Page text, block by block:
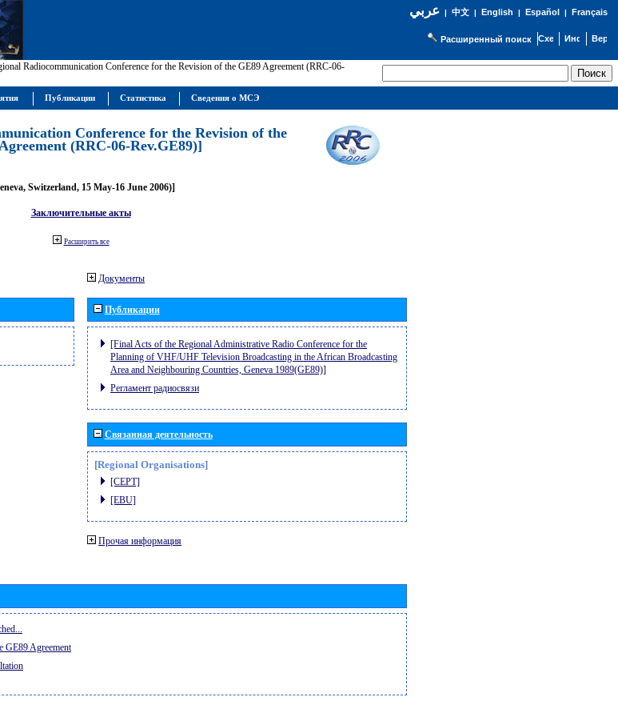
عربي| 中文| English | Español | Français
Расширенный поиск
Radiocommunication Conference for the Revision of the GE89 Agreement (RRC-06-
Conference for the Revision of the
(RRC-06-Rev.GE89)]
Switzerland, 15 May-16 June 2006)]
Заключительные акты
Расширить все
Документы
Публикации
[Final Acts of the Regional Administrative Radio Conference for the
Planning of VHF/UHF Television Broadcasting in the African Broadcasting
Area and Neighbouring Countries, Geneva 1989(GE89)]
Регламент радиосвязи
Связанная деятельность
[Regional Organisations]
[CEPT]
[EBU]
Прочая информация
GE89 Agreement
Публикации Статистика Сведения о МСЭ